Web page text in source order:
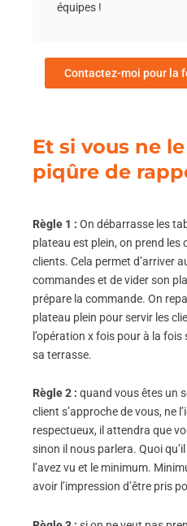
équipes !
Contactez-moi pour la
Et si vous ne
piqûre de
Règle 1 : On débarrasse les
plateau est plein, on prend
clients. Cela permet d’arriver
commandes et de vider son
prépare la commande. On
plateau plein pour servir les
l’opération x fois pour à la
sa terrasse.
Règle 2 : quand vous êtes un
client s’approche de vous, ne
respectueux, il attendra que
sinon il nous parlera. Quoi
l’avez vu et le minimum.
avoir l’impression d’être pris